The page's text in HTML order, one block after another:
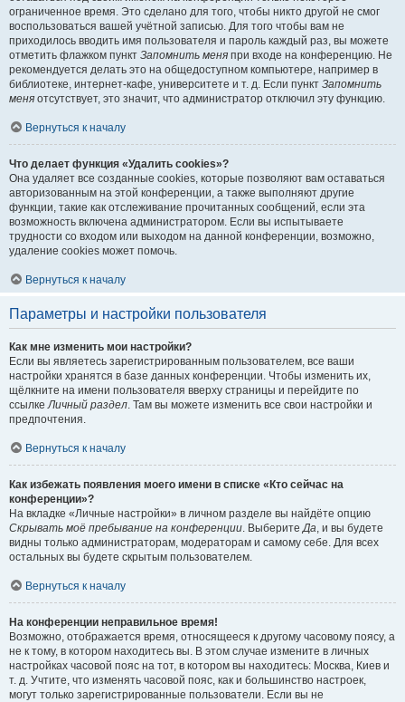
ограниченное время. Это сделано для того, чтобы никто другой не смог
воспользоваться вашей учётной записью. Для того чтобы вам не
приходилось вводить имя пользователя и пароль каждый раз, вы можете
отметить флажком пункт Запомнить меня при входе на конференцию. Не
рекомендуется делать это на общедоступном компьютере, например в
библиотеке, интернет-кафе, университете и т. д. Если пункт Запомнить
меня отсутствует, это значит, что администратор отключил эту функцию.
Вернуться к началу
Что делает функция «Удалить cookies»?
Она удаляет все созданные cookies, которые позволяют вам оставаться
авторизованным на этой конференции, а также выполняют другие
функции, такие как отслеживание прочитанных сообщений, если эта
возможность включена администратором. Если вы испытываете
трудности со входом или выходом на данной конференции, возможно,
удаление cookies может помочь.
Вернуться к началу
Параметры и настройки пользователя
Как мне изменить мои настройки?
Если вы являетесь зарегистрированным пользователем, все ваши
настройки хранятся в базе данных конференции. Чтобы изменить их,
щёлкните на имени пользователя вверху страницы и перейдите по
ссылкеЛичный раздел. Там вы можете изменить все свои настройки и
предпочтения.
Вернуться к началу
Как избежать появления моего имени в списке «Кто сейчас на
конференции»?
На вкладке «Личные настройки» в личном разделе вы найдёте опцию
Скрывать моё пребывание на конференции. ВыберитеДа, и вы будете
видны только администраторам, модераторам и самому себе. Для всех
остальных вы будете скрытым пользователем.
Вернуться к началу
На конференции неправильное время!
Возможно, отображается время, относящееся к другому часовому поясу, а
не к тому, в котором находитесь вы. В этом случае измените в личных
настройках часовой пояс на тот, в котором вы находитесь: Москва, Киев и
т. д. Учтите, что изменять часовой пояс, как и большинство настроек,
могут только зарегистрированные пользователи. Если вы не